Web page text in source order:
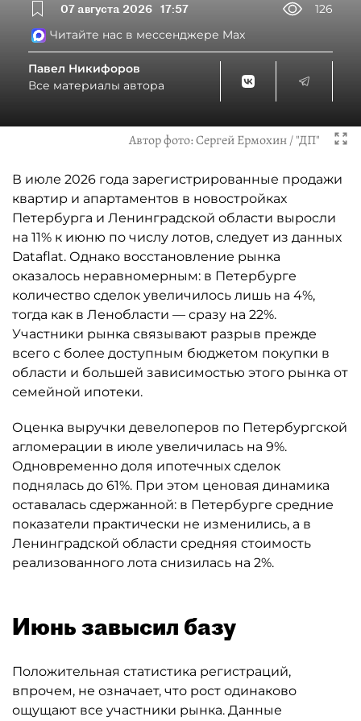
07 августа 2026 17:57
126
Читайте нас в мессенджере Max
Павел Никифоров
Все материалы автора
Автор фото:Сергей Ермохин / "ДП"
В июле 2026 года зарегистрированные продажи
квартир и апартаментов в новостройках
Петербурга и Ленинградской области выросли
на 11% к июню по числу лотов, следует из данных
Dataflat. Однако восстановление рынка
оказалось неравномерным: в Петербурге
количество сделок увеличилось лишь на 4%,
тогда как в Ленобласти — сразу на 22%.
Участники рынка связывают разрыв прежде
всего с более доступным бюджетом покупки в
области и большей зависимостью этого рынка от
семейной ипотеки.
Оценка выручки девелоперов по Петербургской
агломерации в июле увеличилась на 9%.
Одновременно доля ипотечных сделок
поднялась до 61%. При этом ценовая динамика
оставалась сдержанной: в Петербурге средние
показатели практически не изменились, а в
Ленинградской области средняя стоимость
реализованного лота снизилась на 2%.
Июнь завысил базу
Положительная статистика регистраций,
впрочем, не означает, что рост одинаково
ощущают все участники рынка. Данные